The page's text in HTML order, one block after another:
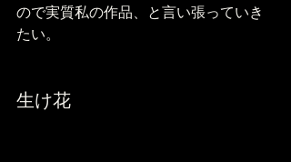
ので実質私の作品、と言い張っていき
たい。
生け花